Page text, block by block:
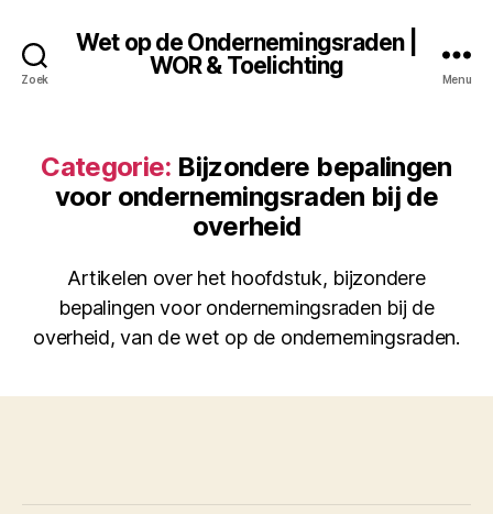
Zoek
Wet op de Ondernemingsraden |
WOR & Toelichting
Menu
Categorie: Bijzondere bepalingen
voor ondernemingsraden bij de
overheid
Artikelen over het hoofdstuk, bijzondere
bepalingen voor ondernemingsraden bij de
overheid, van de wet op de ondernemingsraden.